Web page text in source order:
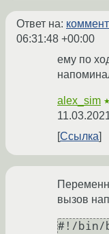
Ответ на:
06:31:48 +00:00
ему по
alex_sim
Ссылка
вызов
#!/bin/